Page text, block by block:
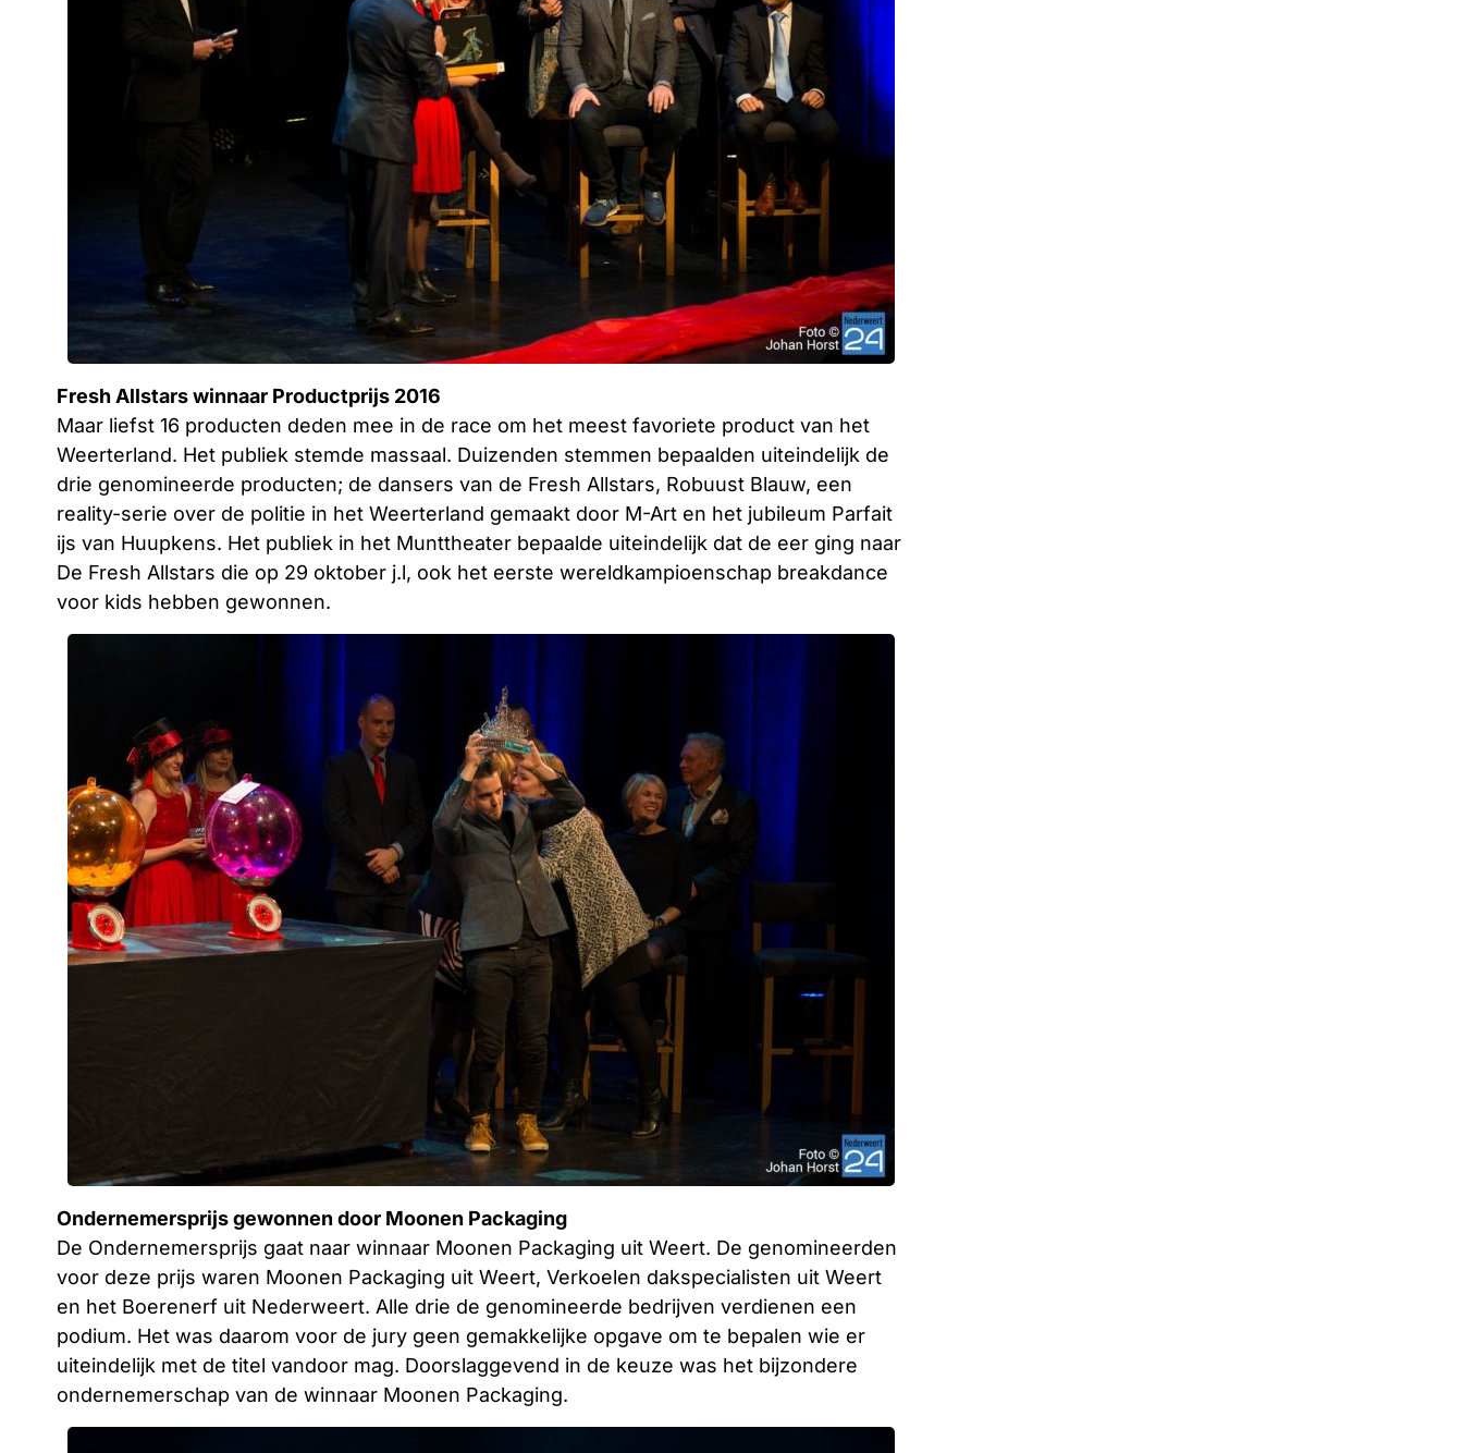
Fresh Allstars winnaar Productprijs 2016
Maar liefst 16 producten deden mee in de race om het meest favoriete product van het
Weerterland. Het publiek stemde massaal. Duizenden stemmen bepaalden uiteindelijk de
drie genomineerde producten; de dansers van de Fresh Allstars, Robuust Blauw, een
reality-serie over de politie in het Weerterland gemaakt door M-Art en het jubileum Parfait
ijs van Huupkens. Het publiek in het Munttheater bepaalde uiteindelijk dat de eer ging naar
De Fresh Allstars die op 29 oktober j.l, ook het eerste wereldkampioenschap breakdance
voor kids hebben gewonnen.
Ondernemersprijs gewonnen door Moonen Packaging
De Ondernemersprijs gaat naar winnaar Moonen Packaging uit Weert. De genomineerden
voor deze prijs waren Moonen Packaging uit Weert, Verkoelen dakspecialisten uit Weert
en het Boerenerf uit Nederweert. Alle drie de genomineerde bedrijven verdienen een
podium. Het was daarom voor de jury geen gemakkelijke opgave om te bepalen wie er
uiteindelijk met de titel vandoor mag. Doorslaggevend in de keuze was het bijzondere
ondernemerschap van de winnaar Moonen Packaging.